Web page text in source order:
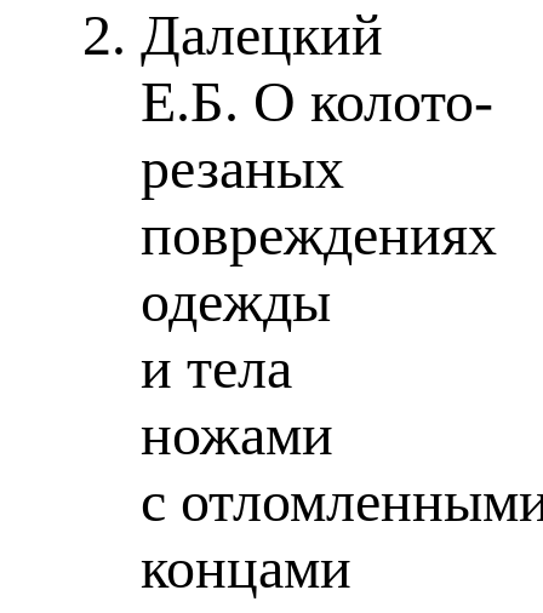
Далецкий
Е.Б. О колото-
резаных
повреждениях
одежды
и тела
ножами
с
концами